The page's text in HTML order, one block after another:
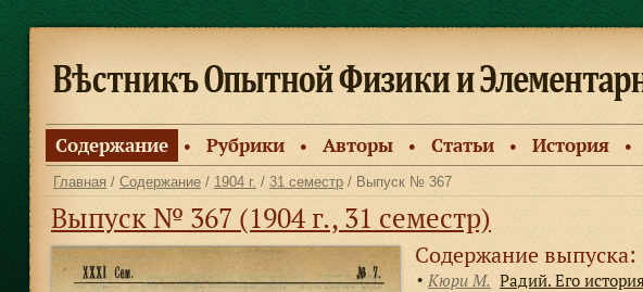
Содержание ● Рубрики ● Авторы ● Статьи ● История ●
Главная / Содержание / 1904 г. / 31 семестр / Выпуск № 367
Выпуск № 367 (1904 г., 31 семестр)
Содержание выпуска:
● Кюри М. Радий. Его